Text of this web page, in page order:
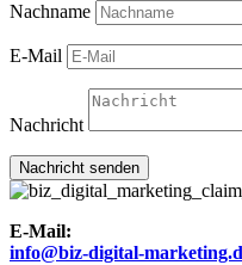
Nachname
E-Mail
Nachricht
Nachricht senden
E-Mail:
info@biz-digital-